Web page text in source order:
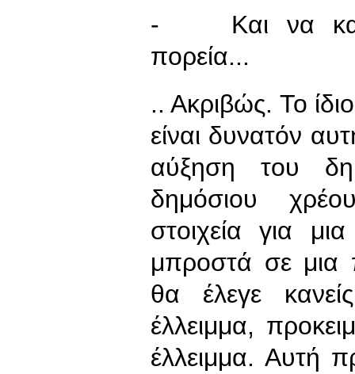
- Και να
πορεία...
.. Ακριβώς. Το
είναι δυνατόν
αύξηση του
δημόσιου
στοιχεία για
μπροστά σε μια
θα έλεγε
έλλειμμα,
έλλειμμα. Αυτή